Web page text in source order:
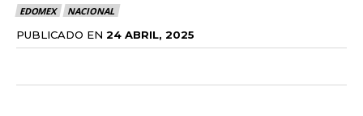
EDOMEX NACIONAL
PUBLICADO EN 24 ABRIL, 2025